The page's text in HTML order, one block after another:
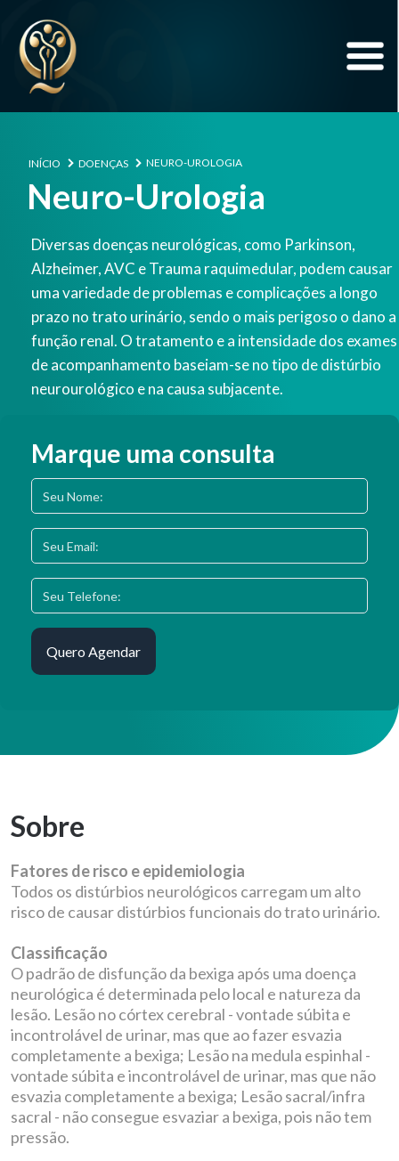
INÍCIO DOENÇAS NEURO-UROLOGIA
Neuro-Urologia
Diversas doenças neurológicas, como Parkinson,
Alzheimer, AVC e Trauma raquimedular, podem causar
uma variedade de problemas e complicações a longo
prazo no trato urinário, sendo o mais perigoso o dano a
função renal. O tratamento e a intensidade dos exames
de acompanhamento baseiam-se no tipo de distúrbio
neurourológico e na causa subjacente.
Marque uma consulta
Sobre
Fatores de risco e epidemiologia
Todos os distúrbios neurológicos carregam um alto
risco de causar distúrbios funcionais do trato urinário.
Classificação
O padrão de disfunção da bexiga após uma doença
neurológica é determinada pelo local e natureza da
lesão. Lesão no córtex cerebral - vontade súbita e
incontrolável de urinar, mas que ao fazer esvazia
completamente a bexiga; Lesão na medula espinhal -
vontade súbita e incontrolável de urinar, mas que não
esvazia completamente a bexiga; Lesão sacral/infra
sacral - não consegue esvaziar a bexiga, pois não tem
pressão.